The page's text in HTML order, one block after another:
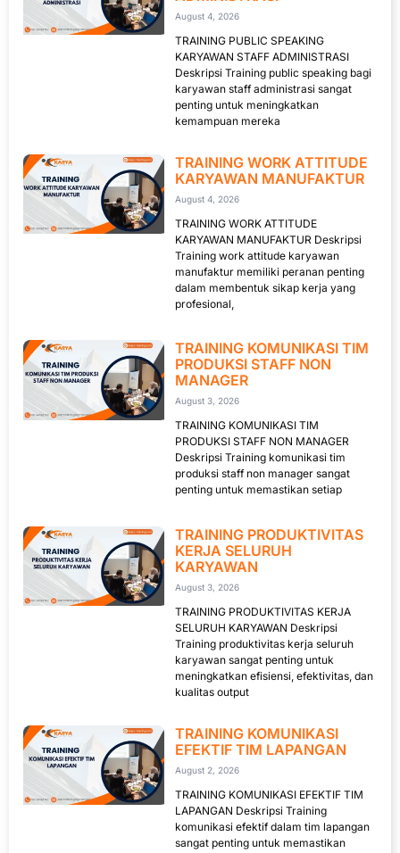
August 4, 2026
TRAINING PUBLIC SPEAKING
KARYAWAN STAFF ADMINISTRASI
Deskripsi Training public speaking bagi
karyawan staff administrasi sangat
penting untuk meningkatkan
kemampuan mereka
TRAINING WORK ATTITUDE
KARYAWAN MANUFAKTUR
August 4, 2026
TRAINING WORK ATTITUDE
KARYAWAN MANUFAKTUR Deskripsi
Training work attitude karyawan
manufaktur memiliki peranan penting
dalam membentuk sikap kerja yang
profesional,
TRAINING KOMUNIKASI TIM
PRODUKSI STAFF NON
MANAGER
August 3, 2026
TRAINING KOMUNIKASI TIM
PRODUKSI STAFF NON MANAGER
Deskripsi Training komunikasi tim
produksi staff non manager sangat
penting untuk memastikan setiap
TRAINING PRODUKTIVITAS
KERJA SELURUH
KARYAWAN
August 3, 2026
TRAINING PRODUKTIVITAS KERJA
SELURUH KARYAWAN Deskripsi
Training produktivitas kerja seluruh
karyawan sangat penting untuk
meningkatkan efisiensi, efektivitas, dan
kualitas output
TRAINING KOMUNIKASI
EFEKTIF TIM LAPANGAN
August 2, 2026
TRAINING KOMUNIKASI EFEKTIF TIM
LAPANGAN Deskripsi Training
komunikasi efektif dalam tim lapangan
sangat penting untuk memastikan